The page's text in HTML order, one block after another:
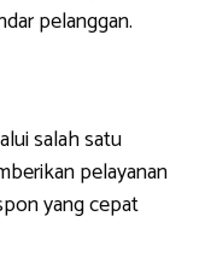
pelanggan.
salah satu
pelayanan
yang cepat